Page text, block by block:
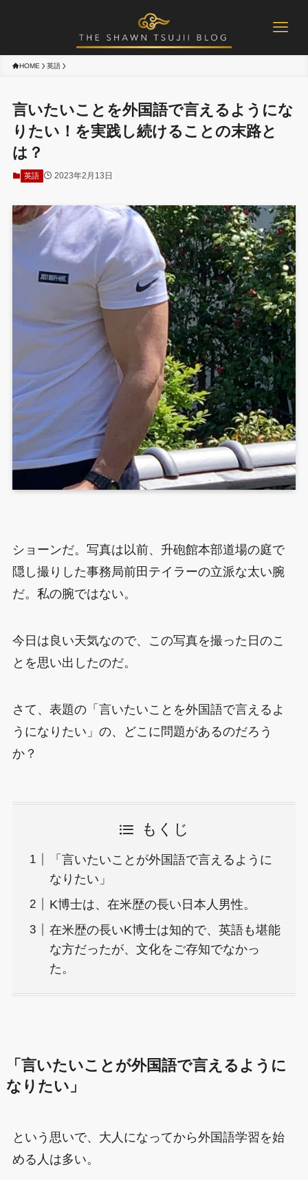
HOME 英語
言いたいことを外国語で言えるようにな
りたい！を実践し続けることの末路と
は？
英語 2023年2月13日
ショーンだ。写真は以前、升砲館本部道場の庭で
隠し撮りした事務局前田テイラーの立派な太い腕
だ。私の腕ではない。
今日は良い天気なので、この写真を撮った日のこ
とを思い出したのだ。
さて、表題の「言いたいことを外国語で言えるよ
うになりたい」の、どこに問題があるのだろう
か？
もくじ
「言いたいことが外国語で言えるように
なりたい」
K博士は、在米歴の長い日本人男性。
在米歴の長いK博士は知的で、英語も堪能
な方だったが、文化をご存知でなかっ
た。
「言いたいことが外国語で言えるように
なりたい」
という思いで、大人になってから外国語学習を始
める人は多い。